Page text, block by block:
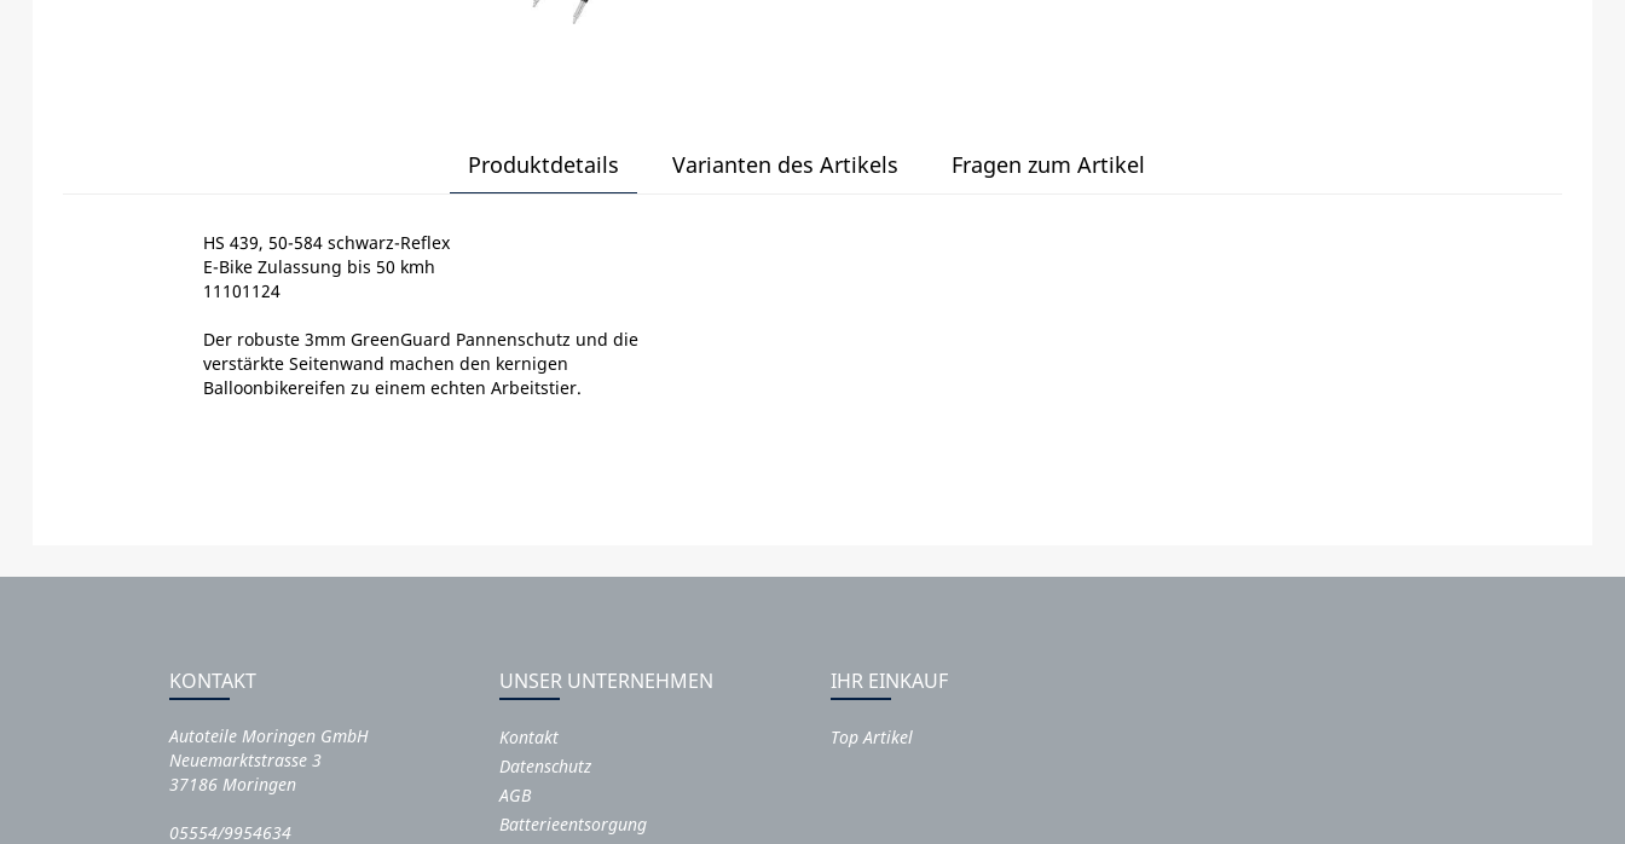
Produktdetails Varianten des Artikels Fragen zum Artikel
HS 439, 50-584 schwarz-Reflex
E-Bike Zulassung bis 50 kmh
11101124
Der robuste 3mm GreenGuard Pannenschutz und die
verstärkte Seitenwand machen den kernigen
Balloonbikereifen zu einem echten Arbeitstier.
KONTAKT
Autoteile Moringen GmbH
Neuemarktstrasse 3
37186 Moringen
05554/9954634
UNSER UNTERNEHMEN
Kontakt
Datenschutz
AGB
Batterieentsorgung
IHR EINKAUF
Top Artikel